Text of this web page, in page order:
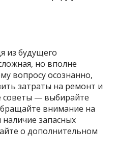
из будущего
но вполне
вопросу осознанно,
затраты на ремонт и
советы — выбирайте
внимание на
наличие запасных
о дополнительном